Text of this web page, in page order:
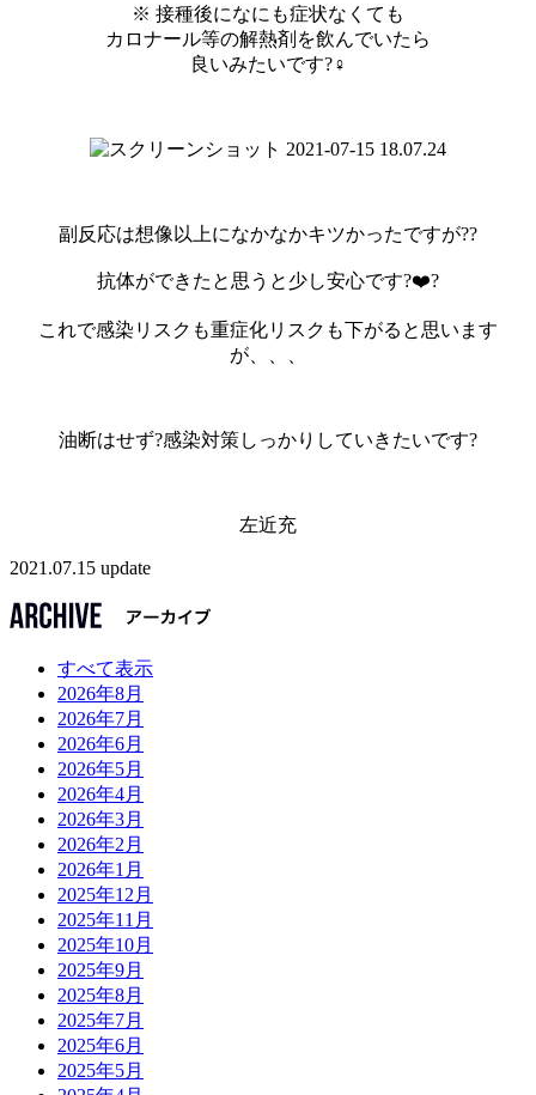
※ 接種後になにも症状なくても
カロナール等の解熱剤を飲んでいたら
良いみたいです?‍♀️
副反応は想像以上になかなかキツかったですが??
抗体ができたと思うと少し安心です?❤️‍?
これで感染リスクも重症化リスクも下がると思います
が、、、
油断はせず?感染対策しっかりしていきたいです?
左近充
2021.07.15 update
すべて表示
2026年8月
2026年7月
2026年6月
2026年5月
2026年4月
2026年3月
2026年2月
2026年1月
2025年12月
2025年11月
2025年10月
2025年9月
2025年8月
2025年7月
2025年6月
2025年5月